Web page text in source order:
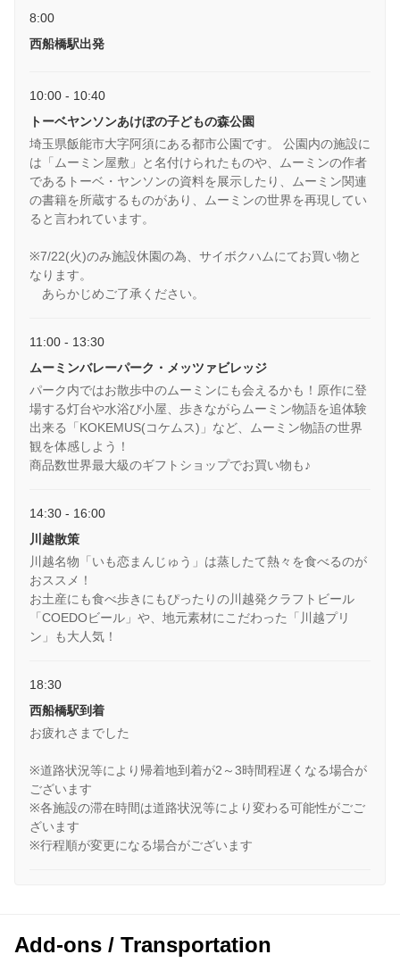
8:00
西船橋駅出発
10:00 - 10:40
トーベヤンソンあけぼの子どもの森公園
埼玉県飯能市大字阿須にある都市公園です。 公園内の施設に
は「ムーミン屋敷」と名付けられたものや、ムーミンの作者
であるトーベ・ヤンソンの資料を展示したり、ムーミン関連
の書籍を所蔵するものがあり、ムーミンの世界を再現してい
ると言われています。
※7/22(火)のみ施設休園の為、サイボクハムにてお買い物と
なります。
あらかじめご了承ください。
11:00 - 13:30
ムーミンバレーパーク・メッツァビレッジ
パーク内ではお散歩中のムーミンにも会えるかも！原作に登
場する灯台や水浴び小屋、歩きながらムーミン物語を追体験
出来る「KOKEMUS(コケムス)」など、ムーミン物語の世界
観を体感しよう！
商品数世界最大級のギフトショップでお買い物も♪
14:30 - 16:00
川越散策
川越名物「いも恋まんじゅう」は蒸したて熱々を食べるのが
おススメ！
お土産にも食べ歩きにもぴったりの川越発クラフトビール
「COEDOビール」や、地元素材にこだわった「川越プリ
ン」も大人気！
18:30
西船橋駅到着
お疲れさまでした
※道路状況等により帰着地到着が2～3時間程遅くなる場合が
ございます
※各施設の滞在時間は道路状況等により変わる可能性がごご
ざいます
※行程順が変更になる場合がございます
Add-ons / Transportation